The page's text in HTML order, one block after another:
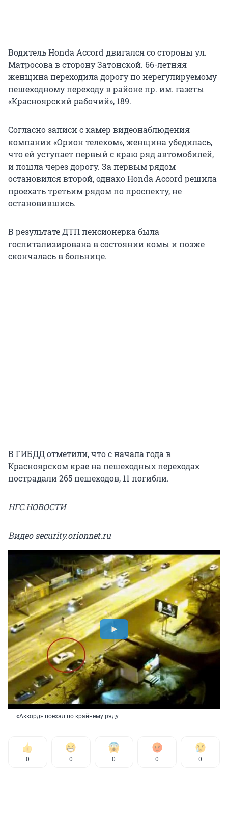
Водитель Honda Accord двигался со стороны ул.
Матросова в сторону Затонской. 66-летняя
женщина переходила дорогу по нерегулируемому
пешеходному переходу в районе пр. им. газеты
«Красноярский рабочий», 189.
Согласно записи с камер видеонаблюдения
компании «Орион телеком», женщина убедилась,
что ей уступает первый с краю ряд автомобилей,
и пошла через дорогу. За первым рядом
остановился второй, однако Honda Accord решила
проехать третьим рядом по проспекту, не
остановившись.
В результате ДТП пенсионерка была
госпитализирована в состоянии комы и позже
скончалась в больнице.
В ГИБДД отметили, что с начала года в
Красноярском крае на пешеходных переходах
пострадали 265 пешеходов, 11 погибли.
НГС.НОВОСТИ
Видео security.orionnet.ru
«Аккорд» поехал по крайнему ряду
0 0 0 0 0